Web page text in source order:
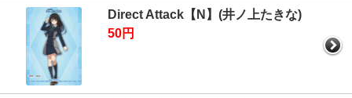
Direct Attack【N】(井ノ上たきな)
50円